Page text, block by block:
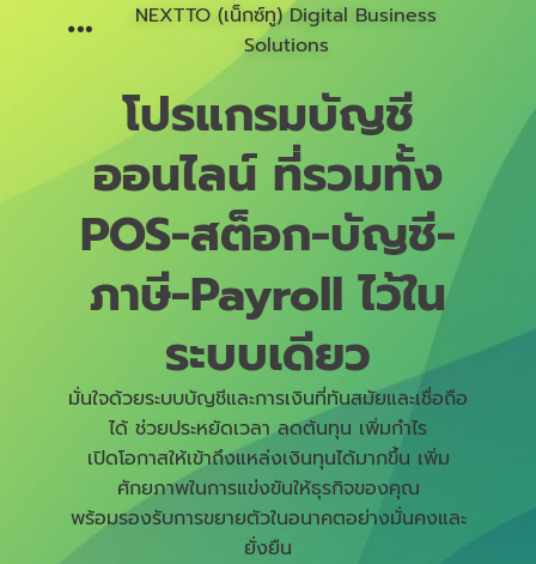
NEXTTO (เน็กซ์ทู) Digital Business
Solutions​
โปรแกรมบัญชี
ออนไลน์ ที่รวมทั้ง
POS-สต็อก-บัญชี-
ภาษี-Payroll ไว้ใน
ระบบเดียว
มั่นใจด้วยระบบบัญชีและการเงินที่ทันสมัยและเชื่อถือ
ได้ ช่วยประหยัดเวลา ลดต้นทุน เพิ่มกำไร
เปิดโอกาสให้เข้าถึงแหล่งเงินทุนได้มากขึ้น เพิ่ม
ศักยภาพในการแข่งขันให้ธุรกิจของคุณ
พร้อมรองรับการขยายตัวในอนาคตอย่างมั่นคงและ
ยั่งยืน